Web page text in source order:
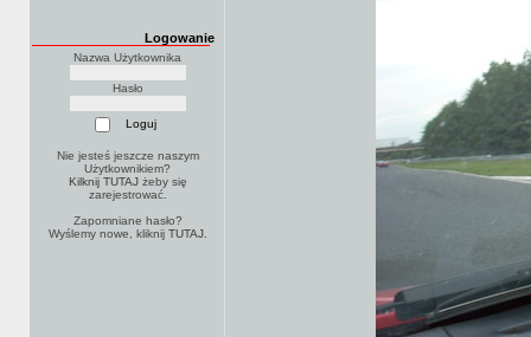
Logowanie
Nazwa Użytkownika
Hasło
Nie jesteś jeszcze naszym
Użytkownikiem?
Kilknij TUTAJżeby się
zarejestrować.
Zapomniane hasło?
Wyślemy nowe, kliknij TUTAJ.